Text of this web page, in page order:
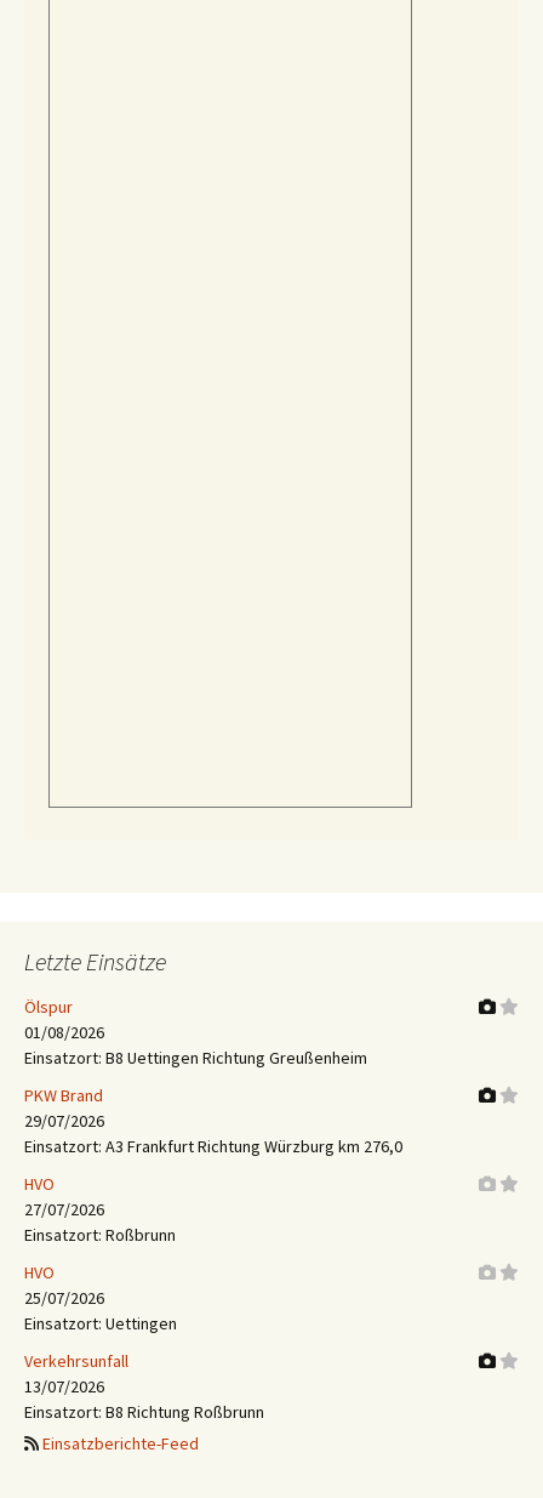
Letzte Einsätze
Ölspur
01/08/2026
Einsatzort: B8 Uettingen Richtung Greußenheim
PKW Brand
29/07/2026
Einsatzort: A3 Frankfurt Richtung Würzburg km 276,0
HVO
27/07/2026
Einsatzort: Roßbrunn
HVO
25/07/2026
Einsatzort: Uettingen
Verkehrsunfall
13/07/2026
Einsatzort: B8 Richtung Roßbrunn
Einsatzberichte-Feed